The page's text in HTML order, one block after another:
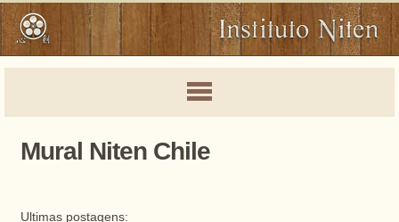
Mural Niten Chile
Ultimas postagens: